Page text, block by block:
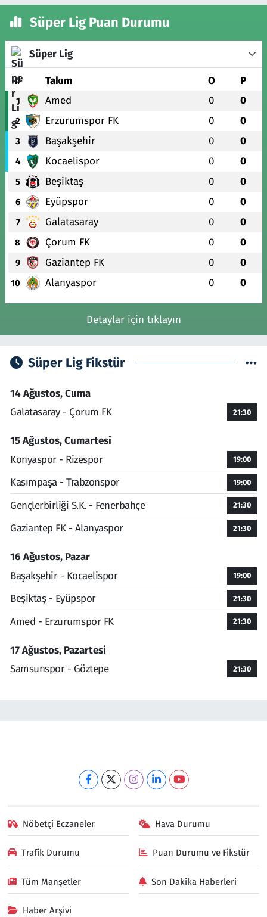
Süper Lig Puan Durumu
Süper Lig
# Takım O P
1 Amed 0 0
2 Erzurumspor FK 0 0
3 Başakşehir 0 0
4 Kocaelispor 0 0
5 Beşiktaş 0 0
6 Eyüpspor 0 0
7 Galatasaray 0 0
8 Çorum FK 0 0
9 Gaziantep FK 0 0
10 Alanyaspor 0 0
Detaylar için tıklayın
Süper Lig Fikstür
14 Ağustos, Cuma
Galatasaray - Çorum FK
21:30
15 Ağustos, Cumartesi
Konyaspor - Rizespor
19:00
Kasımpaşa - Trabzonspor 19:00
Gençlerbirliği S.K. - Fenerbahçe 21:30
Gaziantep FK - Alanyaspor 21:30
16 Ağustos, Pazar
Başakşehir - Kocaelispor
19:00
Beşiktaş - Eyüpspor 21:30
Amed - Erzurumspor FK 21:30
17 Ağustos, Pazartesi
Samsunspor - Göztepe
21:30
Nöbetçi Eczaneler Hava Durumu
Trafik Durumu Puan Durumu ve Fikstür
Tüm Manşetler Son Dakika Haberleri
Haber Arşivi